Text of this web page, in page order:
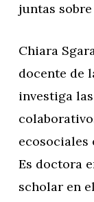
juntas
Chiara
docente de
investiga
ecosociales
Es doctora
scholar en